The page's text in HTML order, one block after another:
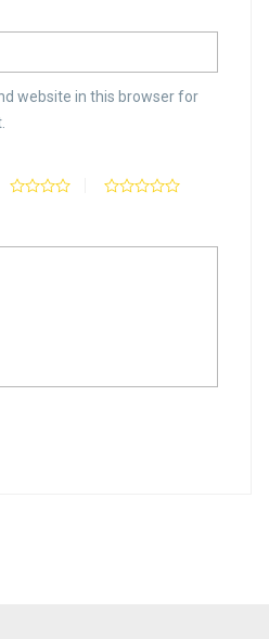
website in this browser for